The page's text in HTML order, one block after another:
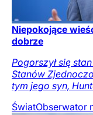
Niepokojące
dobrze
Pogorszył się
Stanów
tym jego syn,
ŚwiatObserwator